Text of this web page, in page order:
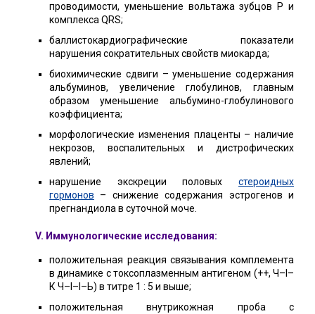
проводимости, уменьшение вольтажа зубцов Р и
комплекса QRS;
баллистокардиографические показатели
нарушения сократительных свойств миокарда;
биохимические сдвиги – уменьшение содержания
альбуминов, увеличение глобулинов, главным
образом уменьшение альбумино-глобулинового
коэффициента;
морфологические изменения плаценты – наличие
некрозов, воспалительных и дистрофических
явлений;
нарушение экскреции половых стероидных
гормонов – снижение содержания эстрогенов и
прегнандиола в суточной моче.
V. Иммунологические исследования:
положительная реакция связывания комплемента
в динамике с токсоплазменным антигеном (++, Ч–I–
К Ч–I–I–Ь) в титре 1 : 5 и выше;
положительная внутрикожная проба с